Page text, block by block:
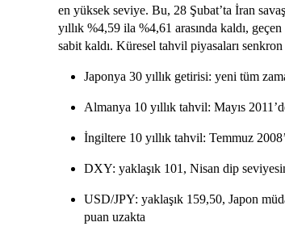
en yüksek seviye. Bu, 28 Şubat’ta İran
yıllık %4,59 ila %4,61 arasında kaldı,
sabit kaldı. Küresel tahvil piyasaları
Japonya 30 yıllık getirisi: yeni tüm
Almanya 10 yıllık tahvil: Mayıs
İngiltere 10 yıllık tahvil: Temmuz
DXY: yaklaşık 101, Nisan dip
USD/JPY: yaklaşık 159,50, Japon
puan uzakta